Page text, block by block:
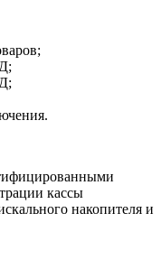
кассы
накопителя и